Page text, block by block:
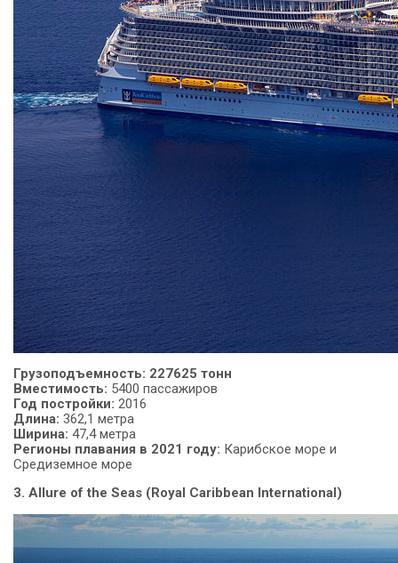
Грузоподъемность: 227625 тонн
Вместимость: 5400 пассажиров
Год постройки: 2016
Длина: 362,1 метра
Ширина: 47,4 метра
Регионы плавания в 2021 году: Карибское море и
Средиземное море
3. Allure of the Seas (Royal Caribbean International)